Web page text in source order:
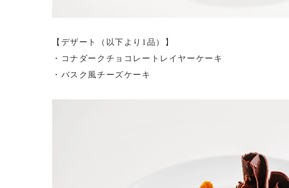
【デザート（以下より1品）】
・コナダークチョコレートレイヤーケーキ
・バスク風チーズケーキ